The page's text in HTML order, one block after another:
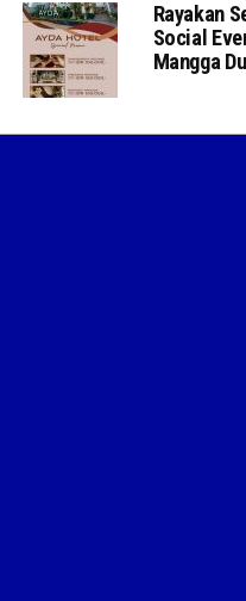
Rayakan
Social
Mangga